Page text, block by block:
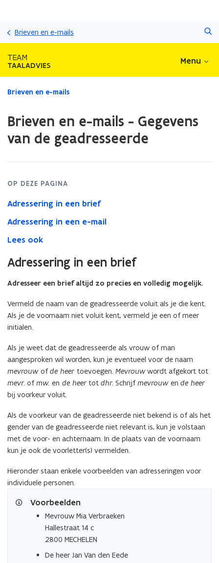
Brieven en e-mails
TEAM
TAALADVIES Menu
Gedaan
zich
van
geadresseerde
Brieven en e-mails
Brieven en e-mails - Gegevens
van de geadresseerde
OP DEZE PAGINA
Adressering in een brief
Adressering in een e-mail
Lees ook
Adressering in een brief
Adresseer een brief altijd zo precies en volledig mogelijk.
Vermeld de naam van de geadresseerde voluit als je die kent.
Als je de voornaam niet voluit kent, vermeld je een of meer
initialen.
Als je weet dat de geadresseerde als vrouw of man
aangesproken wil worden, kun je eventueel voor de naam
mevrouw ofde heer toevoegen. Mevrouwwordt afgekort tot
mevr. ofmw. en de heer tot dhr. Schrijfmevrouw en de heer
bij voorkeur voluit.
Als de voorkeur van de geadresseerde niet bekend is of als het
gender van de geadresseerde niet relevant is, kun je volstaan
met de voor- en achternaam. In de plaats van de voornaam
kun je ook de voorletter(s) vermelden.
Hieronder staan enkele voorbeelden van adresseringen voor
individuele personen.
Voorbeelden
Mevrouw Mia Verbraeken
Hallestraat 14 c
2800 MECHELEN
De heer Jan Van den Eede